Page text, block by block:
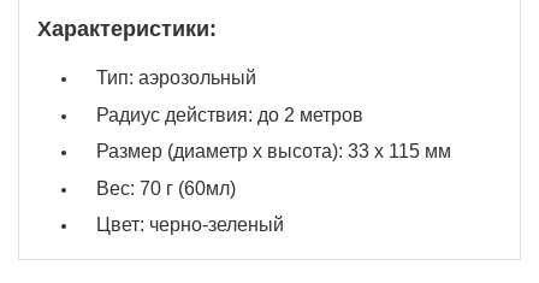
Характеристики:
Тип: аэрозольный
Радиус действия: до 2 метров
Размер (диаметр х высота): 33 х 115 мм
Вес: 70 г (60мл)
Цвет: черно-зеленый